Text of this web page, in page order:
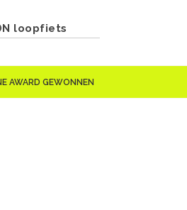
loopfiets
AWARD GEWONNEN